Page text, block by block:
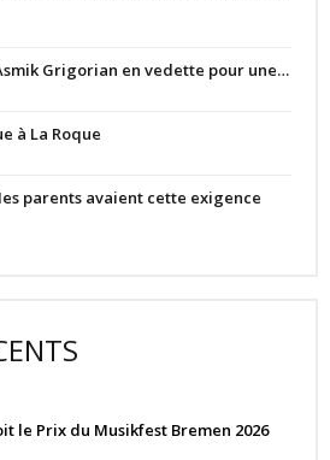
Grigorian en vedette pour une…
à La Roque
parents avaient cette exigence
le Prix du Musikfest Bremen 2026